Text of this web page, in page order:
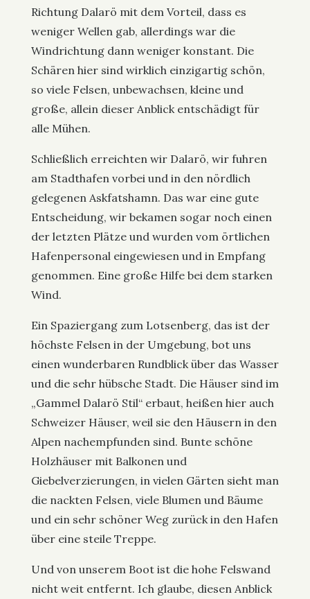
Richtung Dalarö mit dem Vorteil, dass es
weniger Wellen gab, allerdings war die
Windrichtung dann weniger konstant. Die
Schären hier sind wirklich einzigartig schön,
so viele Felsen, unbewachsen, kleine und
große, allein dieser Anblick entschädigt für
alle Mühen.
Schließlich erreichten wir Dalarö, wir fuhren
am Stadthafen vorbei und in den nördlich
gelegenen Askfatshamn. Das war eine gute
Entscheidung, wir bekamen sogar noch einen
der letzten Plätze und wurden vom örtlichen
Hafenpersonal eingewiesen und in Empfang
genommen. Eine große Hilfe bei dem starken
Wind.
Ein Spaziergang zum Lotsenberg, das ist der
höchste Felsen in der Umgebung, bot uns
einen wunderbaren Rundblick über das Wasser
und die sehr hübsche Stadt. Die Häuser sind im
„Gammel Dalarö Stil“ erbaut, heißen hier auch
Schweizer Häuser, weil sie den Häusern in den
Alpen nachempfunden sind. Bunte schöne
Holzhäuser mit Balkonen und
Giebelverzierungen, in vielen Gärten sieht man
die nackten Felsen, viele Blumen und Bäume
und ein sehr schöner Weg zurück in den Hafen
über eine steile Treppe.
Und von unserem Boot ist die hohe Felswand
nicht weit entfernt. Ich glaube, diesen Anblick